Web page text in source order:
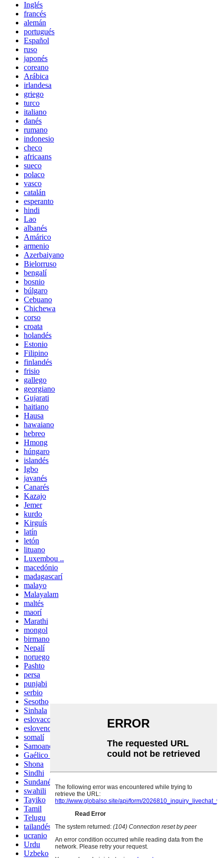
Inglés
francés
alemán
portugués
Español
ruso
japonés
coreano
Arábica
irlandesa
griego
turco
italiano
danés
rumano
indonesio
checo
africaans
sueco
polaco
vasco
catalán
esperanto
hindi
Lao
albanés
Amárico
armenio
Azerbaiyano
Bielorruso
bengalí
bosnio
búlgaro
Cebuano
Chichewa
corso
croata
holandés
Estonio
Filipino
finlandés
frisio
gallego
georgiano
Gujarati
haitiano
Hausa
hawaiano
hebreo
Hmong
húngaro
islandés
Igbo
javanés
Canarés
Kazajo
Jemer
kurdo
Kirguís
latín
letón
lituano
Luxembou ..
macedónio
madagascarí
malayo
Malayalam
maltés
maorí
Marathi
mongol
birmano
Nepalí
noruego
Pashto
persa
punjabi
serbio
Sesotho
Sinhala
eslovaco
esloveno
somalí
Samoano
Gaélico escocés
Shona
Sindhi
Sundanés
swahili
Tayiko
Tamil
Telugu
tailandés
ucranio
Urdu
Uzbeko